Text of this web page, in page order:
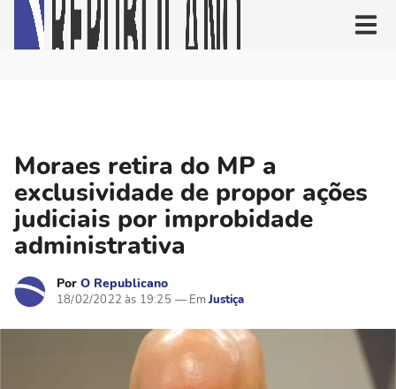
Moraes retira do MP a
exclusividade de propor ações
judiciais por improbidade
administrativa
Por O Republicano
18/02/2022 às 19:25 Justiça